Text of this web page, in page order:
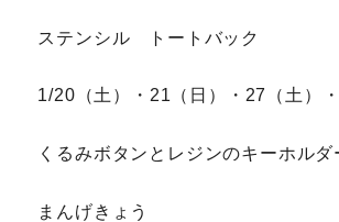
ステンシル トートバック
1/20（土）・21（日）・27（土）・
くるみボタンとレジンのキーホルダ
まんげきょう